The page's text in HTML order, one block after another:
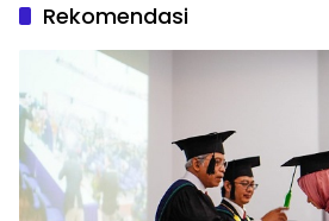
Rekomendasi